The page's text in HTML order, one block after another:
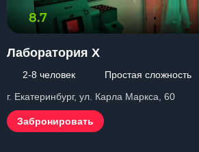
8.7
Лаборатория Х
2-8 человек
Простая сложность
г. Екатеринбург, ул. Карла Маркса, 60
Забронировать